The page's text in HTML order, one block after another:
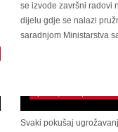
se izvode završni radovi
dijelu gdje se nalazi
saradnjom Ministarstva
JASNA PORUKA
Raport: Transfer
sve dok postoji i
Svaki pokušaj